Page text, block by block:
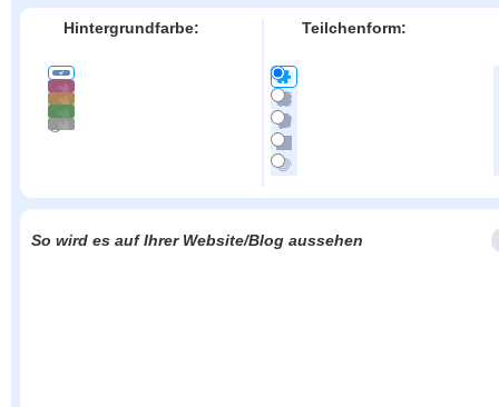
Hintergrundfarbe: Teilchenform:
So wird es auf Ihrer Website/Blog aussehen